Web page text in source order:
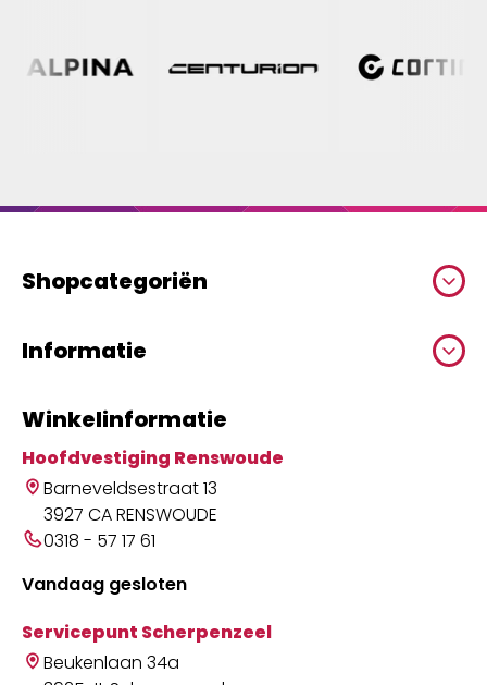
Shopcategoriën
Informatie
Winkelinformatie
Hoofdvestiging Renswoude
Barneveldsestraat 13
3927 CA RENSWOUDE
0318 - 57 17 61
Vandaag gesloten
Servicepunt Scherpenzeel
Beukenlaan 34a